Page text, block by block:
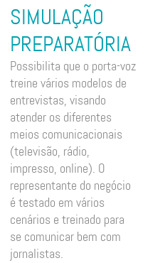
SIMULAÇÃO
PREPARATÓRIA
Possibilita que o porta-voz
treine vários modelos de
entrevistas, visando
atender os diferentes
meios comunicacionais
(televisão, rádio,
impresso, online). O
representante do negócio
é testado em vários
cenários e treinado para
se comunicar bem com
jornalistas.